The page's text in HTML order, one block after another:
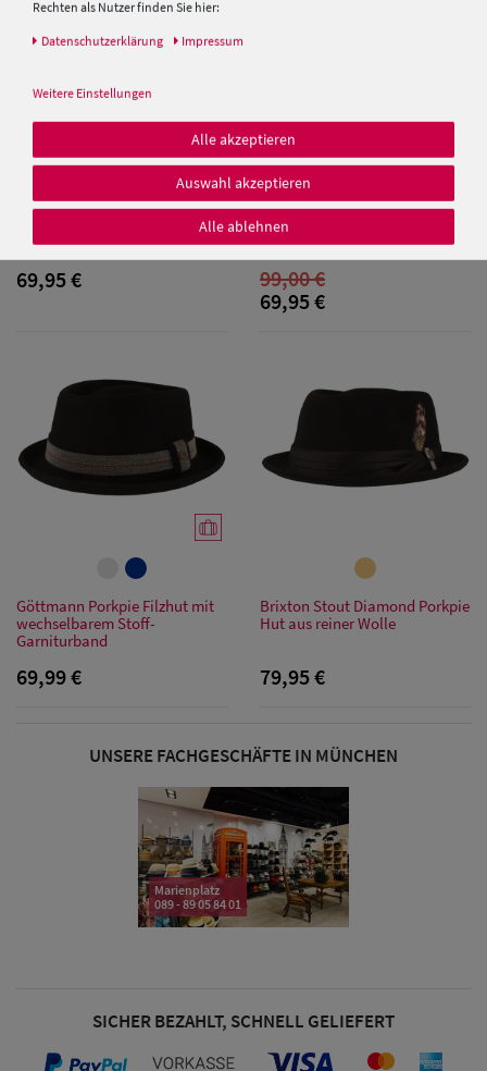
Damen Caps
Baseball Caps
Damen
Bandana Caps
Damen
Damen
Snapback Caps
Damen Caps
(63-65 cm)
Göttmann Diamond Wollfilz-
Garniturband
69,95 €
Stetson Diamond Porkpie
Cashmere-Wolle-Mix
99,00 €
69,95 €
Göttmann Porkpie Filzhut mit
wechselbarem Stoff-
Garniturband
69,99 €
Brixton Stout Diamond Porkpie
Hut aus reiner Wolle
79,95 €
UNSERE FACHGESCHÄFTE IN MÜNCHEN
Marienplatz
089 - 89 05 84 01
SICHER BEZAHLT, SCHNELL GELIEFERT
Rechten als Nutzer finden Sie hier:
Daten­schutz­erklärung Impressum
Weitere Einstellungen
Alle akzeptieren
Auswahl akzeptieren
Alle ablehnen